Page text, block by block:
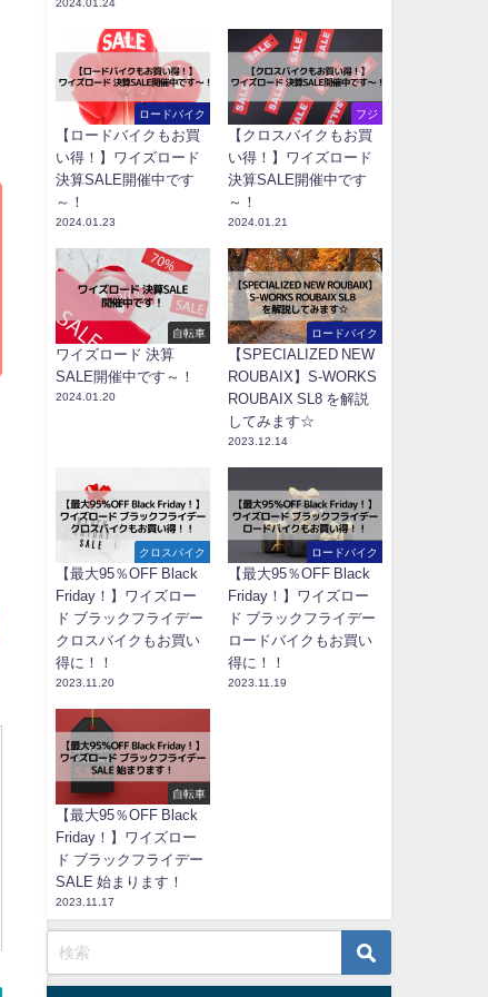
2024.01.24
ロードバイク
【ロードバイクもお買
い得！】ワイズロード
決算SALE開催中です
～！
2024.01.23
フジ
【クロスバイクもお買
い得！】ワイズロード
決算SALE開催中です
～！
2024.01.21
自転車
ワイズロード 決算
SALE開催中です～！
2024.01.20
ロードバイク
【SPECIALIZED NEW
ROUBAIX】S-WORKS
ROUBAIX SL8 を解説
してみます☆
2023.12.14
クロスバイク
【最大95％OFF Black
Friday！】ワイズロー
ド ブラックフライデー
クロスバイクもお買い
得に！！
2023.11.20
ロードバイク
【最大95％OFF Black
Friday！】ワイズロー
ド ブラックフライデー
ロードバイクもお買い
得に！！
2023.11.19
自転車
【最大95％OFF Black
Friday！】ワイズロー
ド ブラックフライデー
SALE 始まります！
2023.11.17